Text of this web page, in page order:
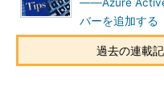
バーを追加する
過去の連載